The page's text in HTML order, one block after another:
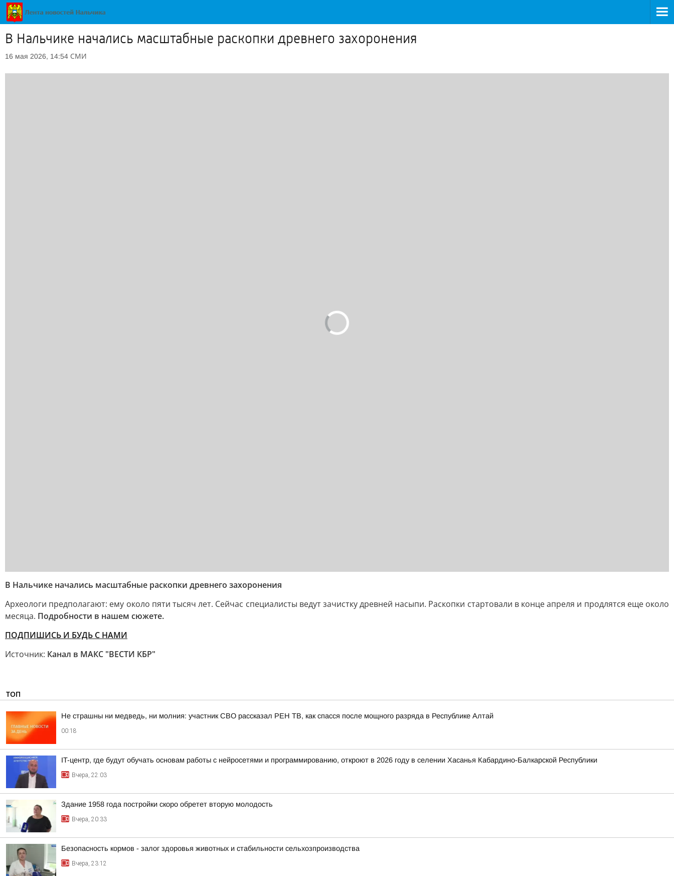
В Нальчике начались масштабные раскопки древнего захоронения
16 мая 2026, 14:54 СМИ
В Нальчике начались масштабные раскопки древнего захоронения
Археологи предполагают: ему около пяти тысяч лет. Сейчас специалисты ведут зачистку древней насыпи. Раскопки стартовали в конце апреля и продлятся еще около
месяца. Подробности в нашем сюжете.
ПОДПИШИСЬ И БУДЬ С НАМИ
Источник: Канал в МАКС "ВЕСТИ КБР"
ТОП
Не страшны ни медведь, ни молния: участник СВО рассказал РЕН ТВ, как спасся после мощного разряда в Республике Алтай
00:18
IT-центр, где будут обучать основам работы с нейросетями и программированию, откроют в 2026 году в селении Хасанья Кабардино-Балкарской Республики
Вчера, 22:03
Здание 1958 года постройки скоро обретет вторую молодость
Вчера, 20:33
Безопасность кормов - залог здоровья животных и стабильности сельхозпроизводства
Вчера, 23:12